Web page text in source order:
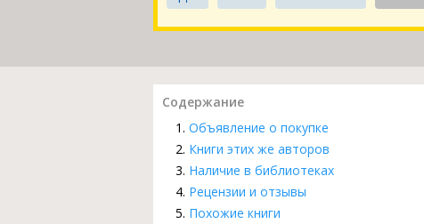
Содержание
Объявление о покупке
Книги этих же авторов
Наличие в библиотеках
Рецензии и отзывы
Похожие книги